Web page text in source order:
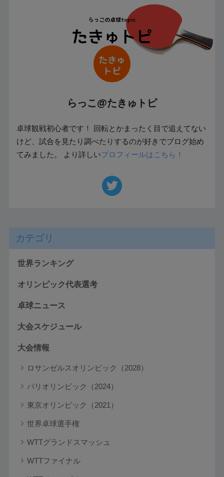
らっこ@たきゅトピ
卓球観戦初心者です！ 回転とかまったく目で追えてない
けど、試合を見たり調べたりするのが好きでブログ始め
てみました。 より詳しいプロフィールはこちら！
カテゴリ
世界ランキング
オリンピック代表選考
卓球ニュース
大会スケジュール
大会情報
ロサンゼルスオリンピック（2028）
パリオリンピック（2024）
東京オリンピック（2021）
世界卓球選手権
WTTグランドスマッシュ
WTTファイナル